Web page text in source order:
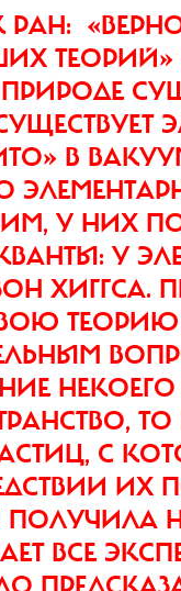
ТЕОРИЙ»
В
У НИХ
У
ХИГГСА.
ТЕОРИЮ
С
ИХ
ВСЕ